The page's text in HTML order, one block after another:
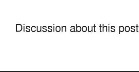
Discussion about this post